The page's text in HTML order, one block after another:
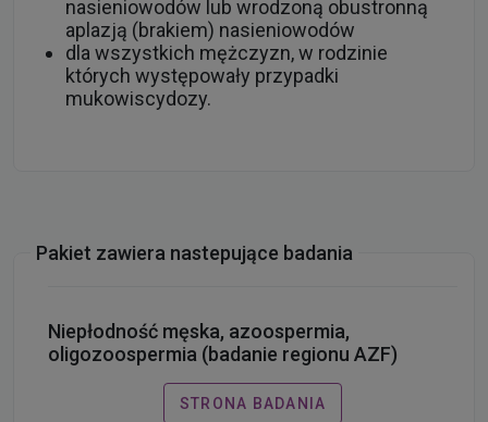
nasieniowodów lub wrodzoną obustronną
aplazją (brakiem) nasieniowodów
dla wszystkich mężczyzn, w rodzinie
których występowały przypadki
mukowiscydozy.
Pakiet zawiera nastepujące badania
Niepłodność męska, azoospermia,
oligozoospermia (badanie regionu AZF)
STRONA BADANIA